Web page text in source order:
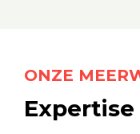
ONZE